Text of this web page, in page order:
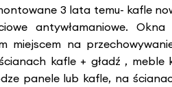
3 lata temu- kafle
antywłamaniowe.
miejscem na
kafle + gładź , meble
panele lub kafle, na